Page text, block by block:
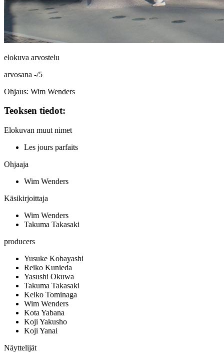
elokuva arvostelu
arvosana -/5
Ohjaus: Wim Wenders
Teoksen tiedot:
Elokuvan muut nimet
Les jours parfaits
Ohjaaja
Wim Wenders
Käsikirjoittaja
Wim Wenders
Takuma Takasaki
producers
Yusuke Kobayashi
Reiko Kunieda
Yasushi Okuwa
Takuma Takasaki
Keiko Tominaga
Wim Wenders
Kota Yabana
Koji Yakusho
Koji Yanai
Näyttelijät